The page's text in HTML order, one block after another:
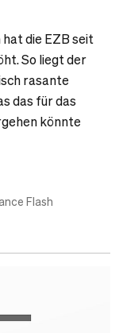
die EZB seit
So liegt der
rasante
das für das
könnte
Flash